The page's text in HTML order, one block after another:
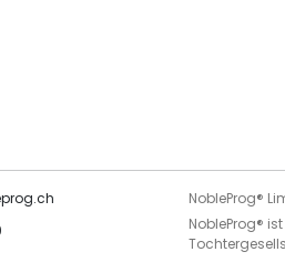
NobleProg®
NobleProg®